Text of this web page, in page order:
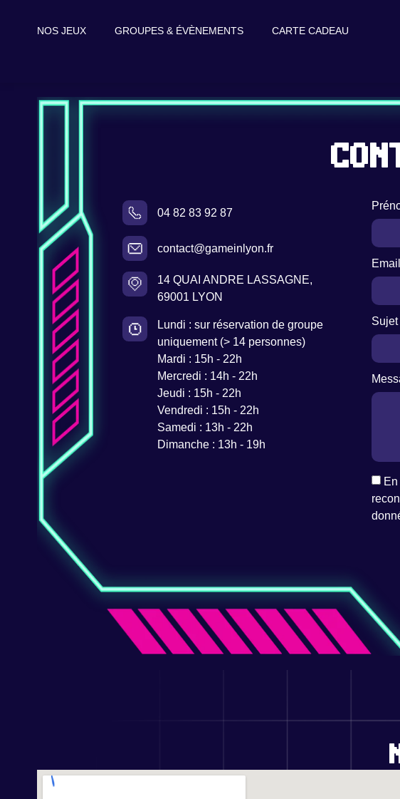
NOS JEUX GROUPES & ÉVÈNEMENTS CARTE CADEAU
04 82 83 92 87
contact@gameinlyon.fr
14 QUAI ANDRE LASSAGNE,
69001 LYON
Lundi : sur réservation de groupe
uniquement (> 14 personnes)
Mardi : 15h - 22h
Mercredi : 14h - 22h
Jeudi : 15h - 22h
Vendredi : 15h - 22h
Samedi : 13h - 22h
Dimanche : 13h - 19h
Email
Sujet